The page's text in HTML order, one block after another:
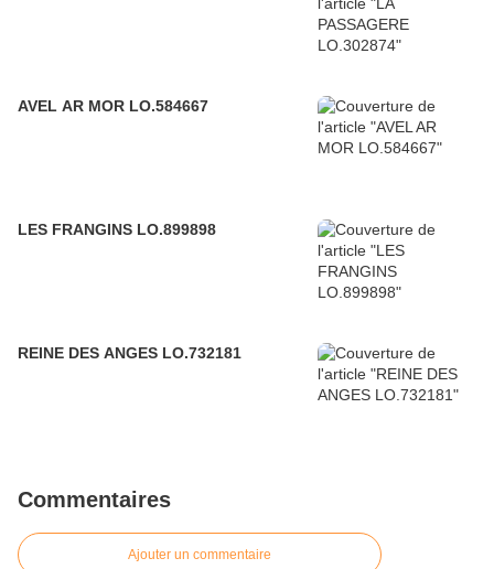
AVEL AR MOR LO.584667
LES FRANGINS LO.899898
REINE DES ANGES LO.732181
Commentaires
Ajouter un commentaire